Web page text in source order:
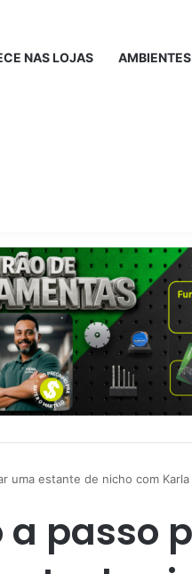
NAS LOJAS AMBIENTES
uma estante de nicho com Karla
a passo